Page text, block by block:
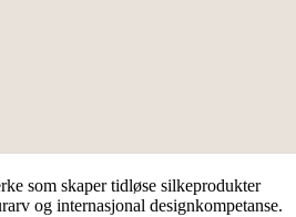
som skaper tidløse silkeprodukter
og internasjonal designkompetanse.